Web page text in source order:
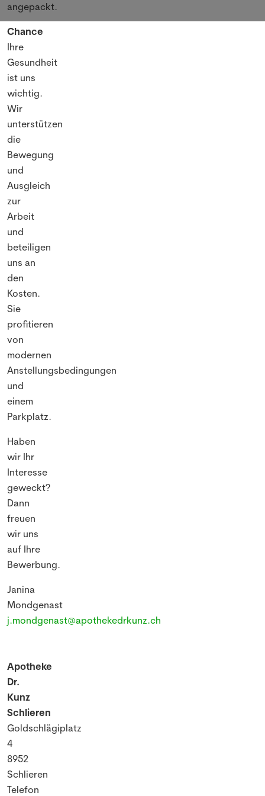
angepackt.
Chance
Ihre
Gesundheit
ist uns
wichtig.
Wir
unterstützen
die
Bewegung
und
Ausgleich
zur
Arbeit
und
beteiligen
uns an
den
Kosten.
Sie
profitieren
von
modernen
Anstellungsbedingungen
und
einem
Parkplatz.
Haben
wir Ihr
Interesse
geweckt?
Dann
freuen
wir uns
auf Ihre
Bewerbung.
Janina
Mondgenast
j.mondgenast@apothekedrkunz.ch
Apotheke
Dr.
Kunz
Schlieren
Goldschlägiplatz
4
8952
Schlieren
Telefon